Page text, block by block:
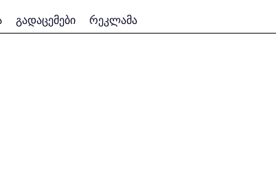
გადაცემები რეკლამა